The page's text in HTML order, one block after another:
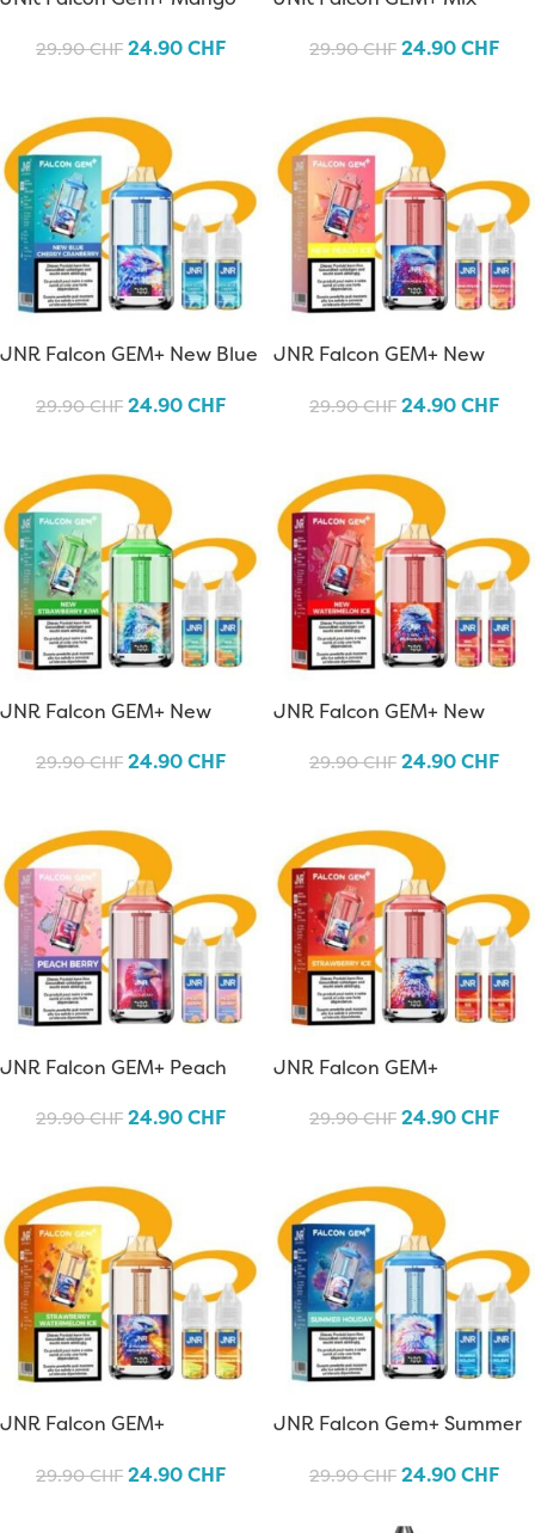
29.90CHF 24.90CHF 29.90CHF 24.90CHF
JNR Falcon GEM+ New Blue
29.90CHF 24.90CHF
JNR Falcon GEM+ New
29.90CHF 24.90CHF
JNR Falcon GEM+ New
29.90CHF 24.90CHF
JNR Falcon GEM+ New
29.90CHF 24.90CHF
JNR Falcon GEM+ Peach
29.90CHF 24.90CHF
JNR Falcon GEM+
29.90CHF 24.90CHF
JNR Falcon GEM+
29.90CHF 24.90CHF
JNR Falcon Gem+ Summer
29.90CHF 24.90CHF